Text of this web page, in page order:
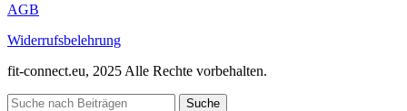
AGB
Widerrufsbelehrung
fit-connect.eu, 2025 Alle Rechte vorbehalten.
Suche